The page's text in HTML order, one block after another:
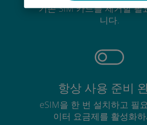
기존 SIM 카드를 제거할 필
니다.
항상 사용 준비
eSIM을 한 번 설치하고 필
이터 요금제를 활성화